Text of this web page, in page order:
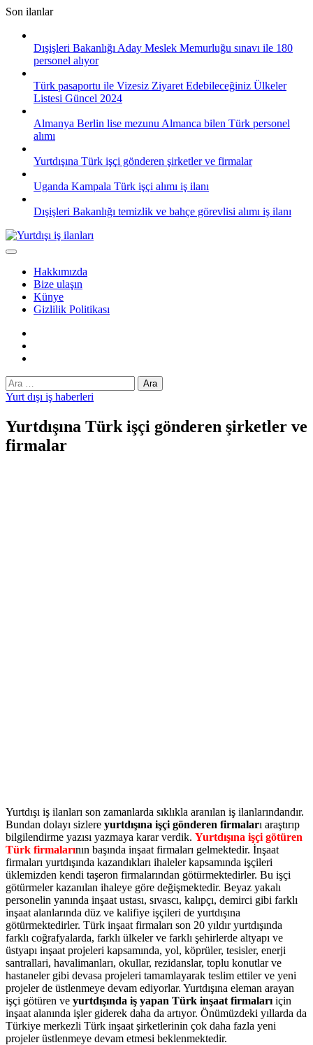
Skip
content
Son ilanlar
Dışişleri Bakanlığı Aday Meslek Memurluğu sınavı ile 180
personel alıyor
Türk pasaportu ile Vizesiz Ziyaret Edebileceğiniz Ülkeler
Listesi Güncel 2024
Almanya Berlin lise mezunu Almanca bilen Türk personel
alımı
Yurtdışına Türk işçi gönderen şirketler ve firmalar
Uganda Kampala Türk işçi alımı iş ilanı
Dışişleri Bakanlığı temizlik ve bahçe görevlisi alımı iş ilanı
Hakkımızda
Bize ulaşın
Künye
Gizlilik Politikası
Arama:
Yurt dışı iş haberleri
Yurtdışına Türk işçi gönderen şirketler ve
firmalar
Yurtdışı iş ilanları son zamanlarda sıklıkla aranılan iş ilanlarındandır.
Bundan dolayı sizlere yurtdışına işçi gönderen firmaları araştırıp
bilgilendirme yazısı yazmaya karar verdik. Yurtdışına işçi götüren
Türk firmalarının başında inşaat firmaları gelmektedir. İnşaat
firmaları yurtdışında kazandıkları ihaleler kapsamında işçileri
üklemizden kendi taşeron firmalarından götürmektedirler. Bu işçi
götürmeler kazanılan ihaleye göre değişmektedir. Beyaz yakalı
personelin yanında inşaat ustası, sıvascı, kalıpçı, demirci gibi farklı
inşaat alanlarında düz ve kalifiye işçileri de yurtdışına
götürmektedirler. Türk inşaat firmaları son 20 yıldır yurtdışında
farklı coğrafyalarda, farklı ülkeler ve farklı şehirlerde altyapı ve
üstyapı inşaat projeleri kapsamında, yol, köprüler, tesisler, enerji
santrallari, havalimanları, okullar, rezidanslar, toplu konutlar ve
hastaneler gibi devasa projeleri tamamlayarak teslim ettiler ve yeni
projeler de üstlenmeye devam ediyorlar. Yurtdışına eleman arayan
işçi götüren ve yurtdışında iş yapan Türk inşaat firmaları için
inşaat alanında işler giderek daha da artıyor. Önümüzdeki yıllarda da
Türkiye merkezli Türk inşaat şirketlerinin çok daha fazla yeni
projeler üstlenmeye devam etmesi beklenmektedir.